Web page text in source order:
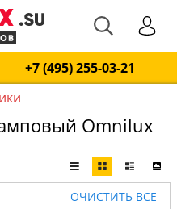
+7 (495) 255-03-21
Omnilux
ОЧИСТИТЬ ВСЕ